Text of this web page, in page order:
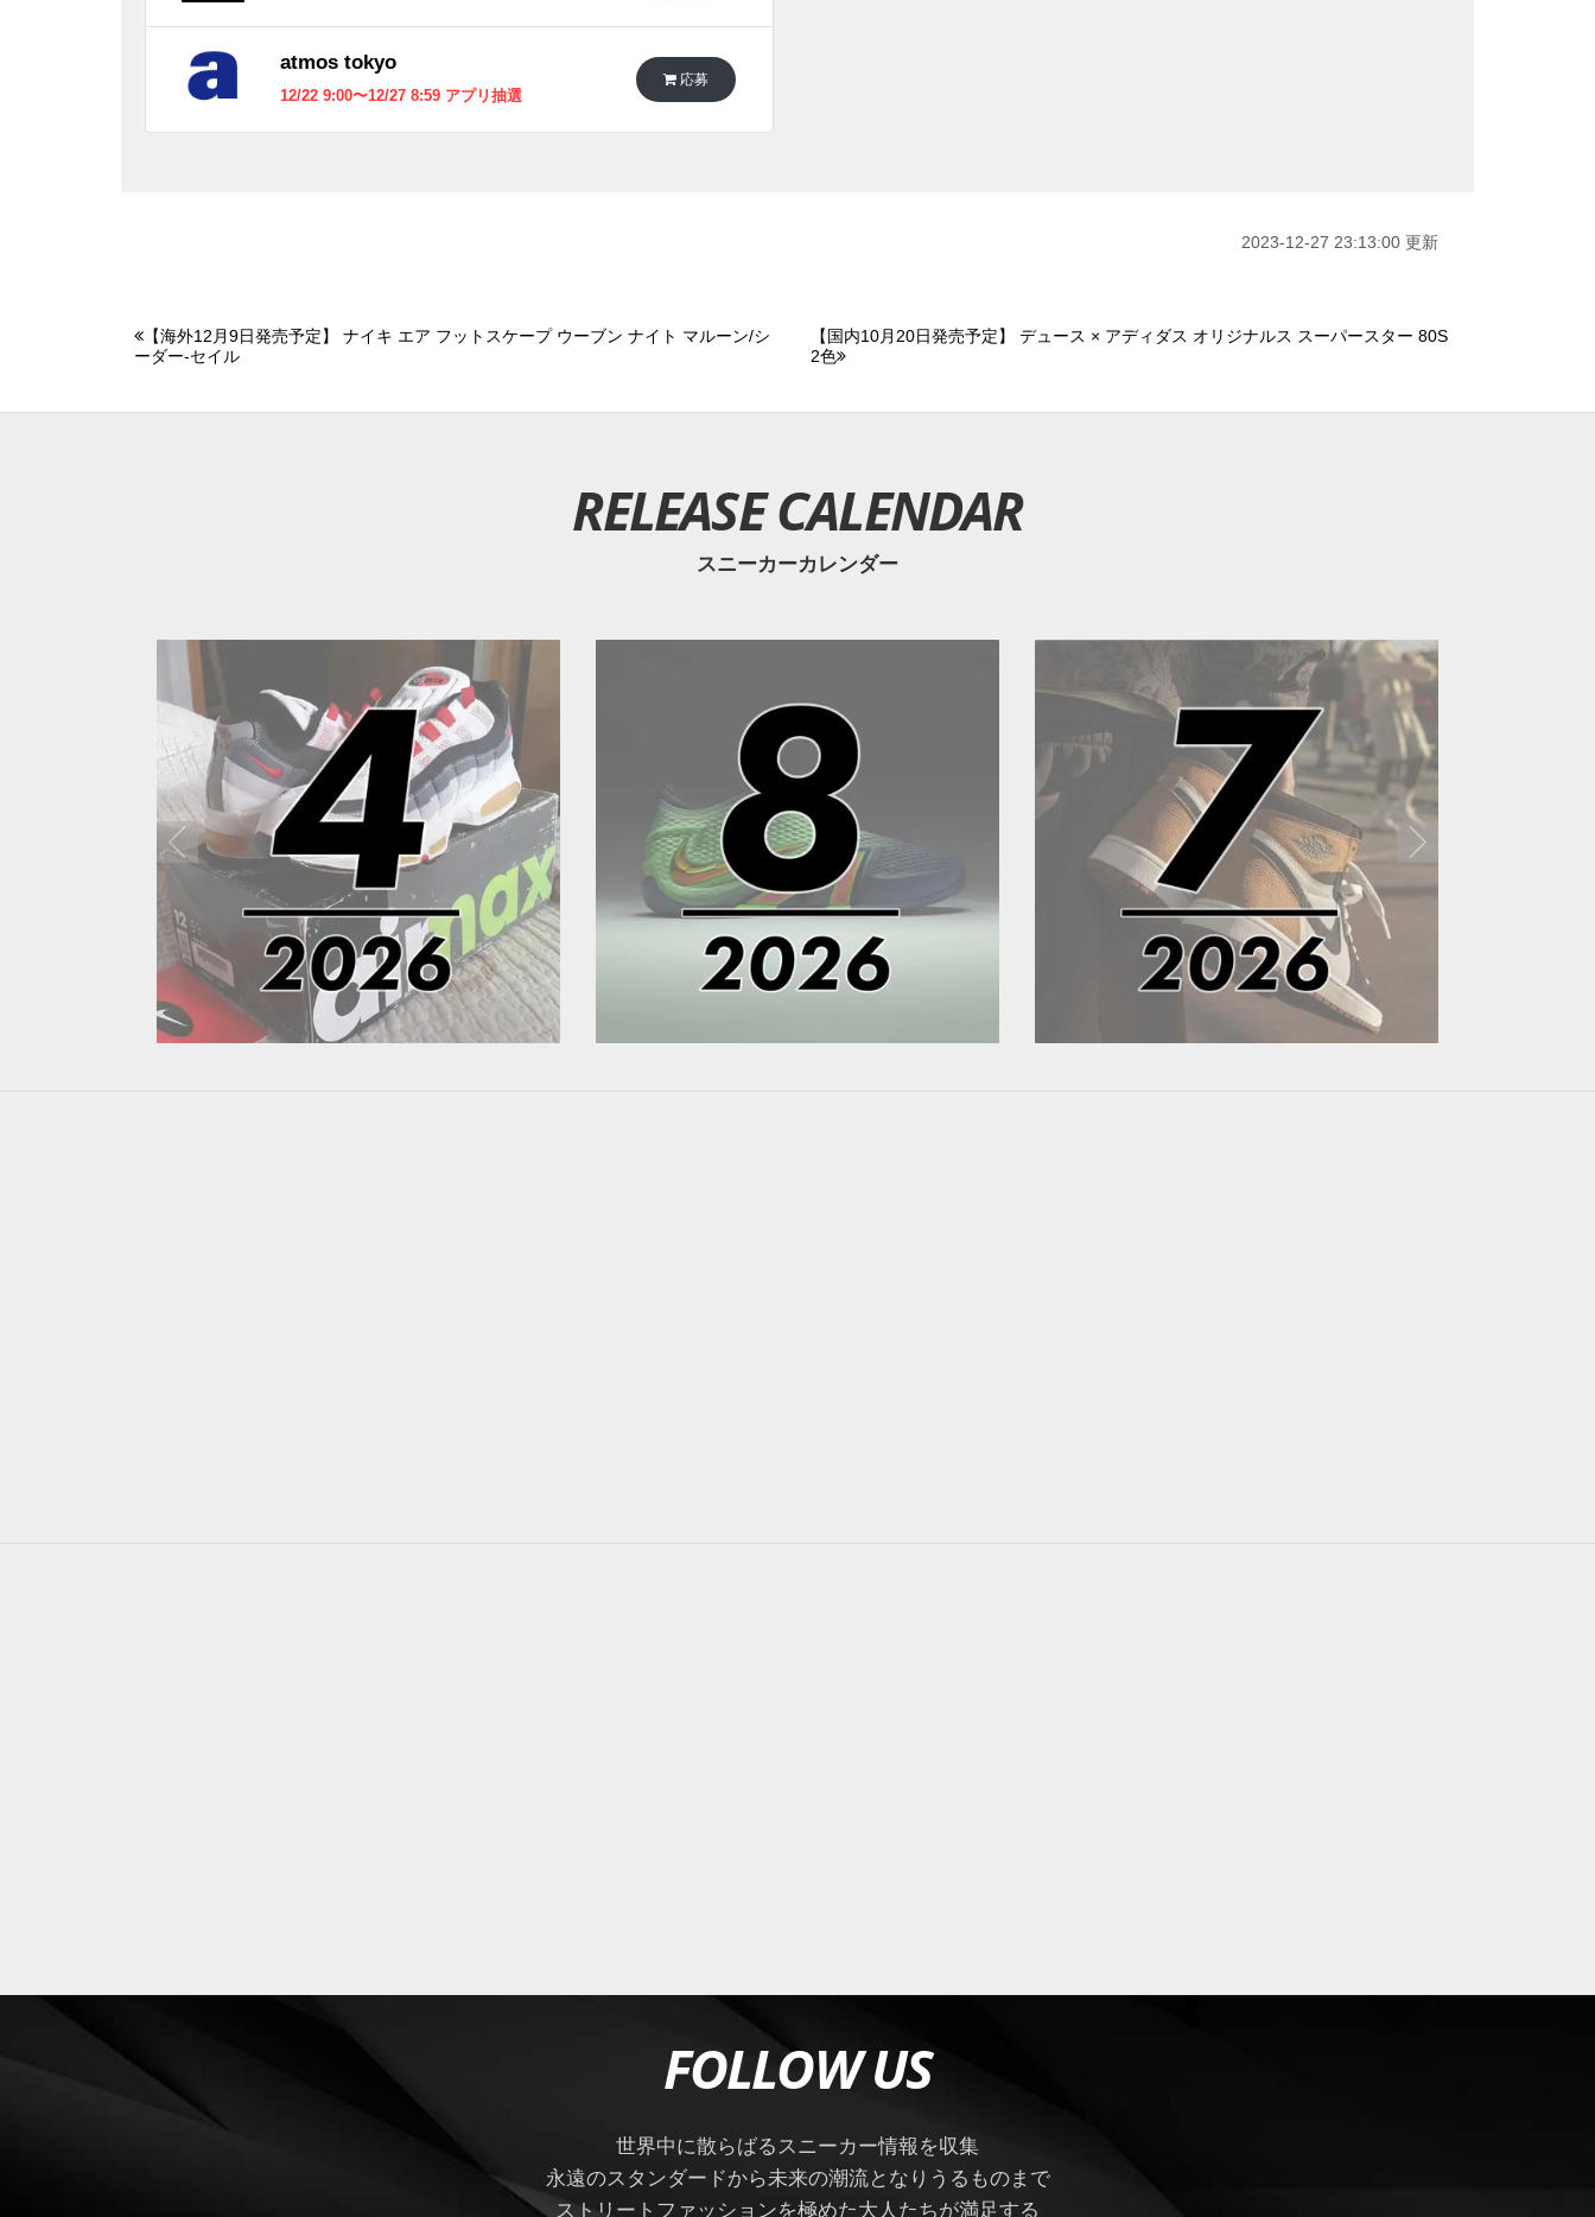
atmos tokyo
12/22 9:00〜12/27 8:59 アプリ抽選
応募
2023-12-27 23:13:00 更新
【海外12月9日発売予定】 ナイキ エア フットスケープ ウーブン ナイト マルーン/シ
ーダー-セイル
【国内10月20日発売予定】 デュース × アディダス オリジナルス スーパースター 80S
2色
RELEASE CALENDAR
スニーカーカレンダー
FOLLOW US
世界中に散らばるスニーカー情報を収集
永遠のスタンダードから未来の潮流となりうるものまで
ストリートファッションを極めた大人たちが満足する